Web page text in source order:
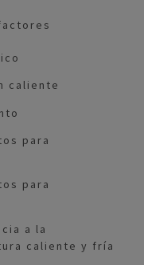
caliente
para
para
a la
caliente y fría